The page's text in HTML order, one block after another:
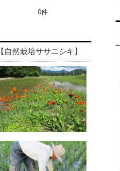
0件
【自然栽培ササニシキ】